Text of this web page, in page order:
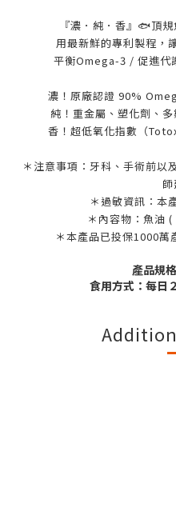
『濃．純．香』🐟頂
用最新鮮的專利製程，
平衡Omega-3 / 促進代
濃！原廠認證 90%
純！重金屬、塑化劑、多
香！超低氧化指數（
＊注意事項：牙科、手術前以
＊過敏資訊：本
＊內容物：魚油
＊本產品已投保1000
產品規
食用方式：每日